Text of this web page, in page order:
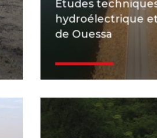
Etudes
hydroélectrique
de Ouessa